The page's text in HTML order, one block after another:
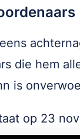
die hem
is
op 23